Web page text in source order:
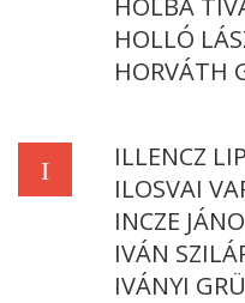
HOLBA
HOLLÓ
HORVÁTH
I
ILLENCZ
ILOSVAI
INCZE
IVÁN
IVÁNYI